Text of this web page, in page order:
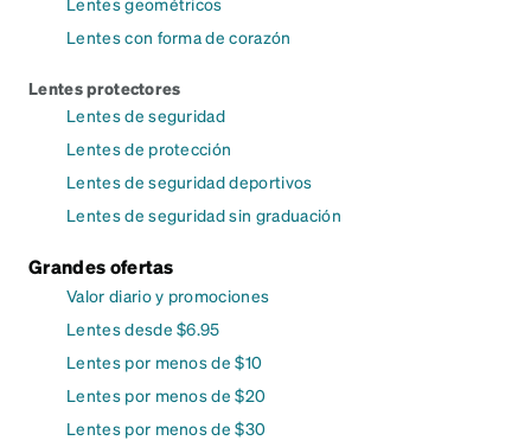
Lentes con forma de corazón
Lentes protectores
Lentes de seguridad
Lentes de protección
Lentes de seguridad deportivos
Lentes de seguridad sin graduación
Grandes ofertas
Valor diario y promociones
Lentes desde $6.95
Lentes por menos de $10
Lentes por menos de $20
Lentes por menos de $30